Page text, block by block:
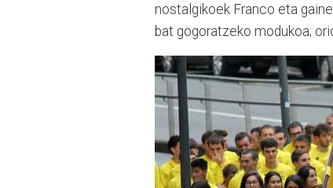
nostalgikoek Franco eta
bat gogoratzeko modukoa;